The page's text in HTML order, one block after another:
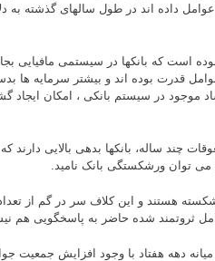
داده اند در طول سالهای گذشته به
است که بانکها در سیستمی مافیایی
قدرت بوده اند و بیشتر سرمایه ها
موجود در سیستم بانکی ، امکان ایجاد
چند ساله، بانکها بدهی بالایی دارند که
می توان ورشکستگی بانک نامید.
هستند و این کلاف سر در گم از
ثروتمند شده حاضر به پاسخگویی هم
دهه هفتاد با وجود افزایش جمعیت